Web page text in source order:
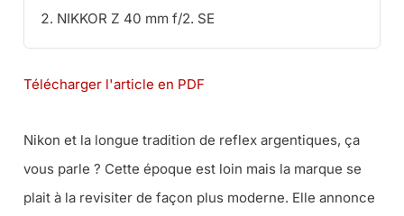
NIKKOR Z 40 mm f/2. SE
Télécharger l'article en PDF
Nikon et la longue tradition de reflex argentiques, ça
vous parle ? Cette époque est loin mais la marque se
plait à la revisiter de façon plus moderne. Elle annonce